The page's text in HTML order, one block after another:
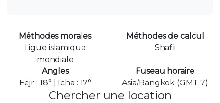
Méthodes morales
Ligue islamique
mondiale
Méthodes de calcul
Shafii
Angles
Fejr : 18° | Icha : 17°
Fuseau horaire
Asia/Bangkok (GMT 7)
Chercher une location